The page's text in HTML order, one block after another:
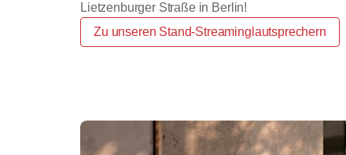
Lietzenburger Straße in Berlin!
Zu unseren Stand-Streaminglautsprechern